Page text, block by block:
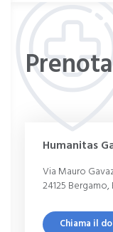
Humanitas
Via Mauro
24125 Bergamo,
Chiama il